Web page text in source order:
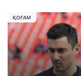
ҚОҒАМ